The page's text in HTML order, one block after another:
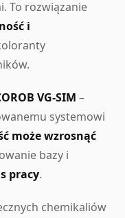
To rozwiązanie
i
VG-SIM –
systemowi
może wzrosnąć
bazy i
pracy.
chemikaliów